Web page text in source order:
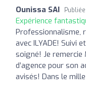
Ounissa SAI
Expérience
Professionnalisme,
avec ILYADE! Suivi
soigné! Je remercie
d’agence pour son
avisés! Dans le